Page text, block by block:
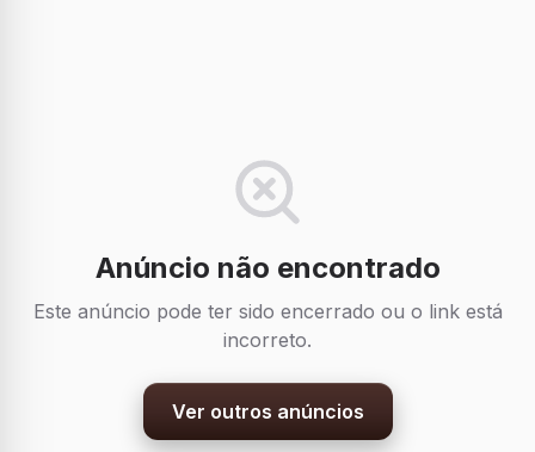
Anúncio não encontrado
Este anúncio pode ter sido encerrado ou o link está
incorreto.
Ver outros anúncios